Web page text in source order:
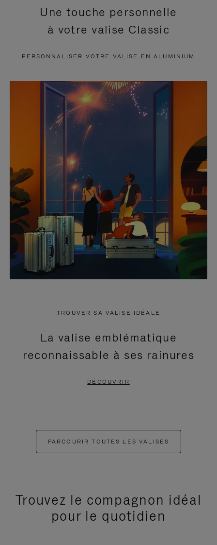
EN
PAUSE,
APPUYEZ
POUR
METTRE
PAUSE
VIDÉO
EST
DÉSACTIVÉ.
CLIQUER
POUR
RÉACTIVER
LE
SON
Une touche personnelle
à votre valise Classic
PERSONNALISER VOTRE VALISE EN ALUMINIUM
TROUVER SA VALISE IDÉALE
La valise emblématique
reconnaissable à ses rainures
DÉCOUVRIR
PARCOURIR TOUTES LES VALISES
Trouvez le compagnon idéal
pour le quotidien